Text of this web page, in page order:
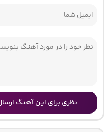
نظری برای این آهنگ